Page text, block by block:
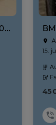
VENDRE : JETOUR X70L NEUF NOUVEAU MODÈLE ANNE 2026
15.
45